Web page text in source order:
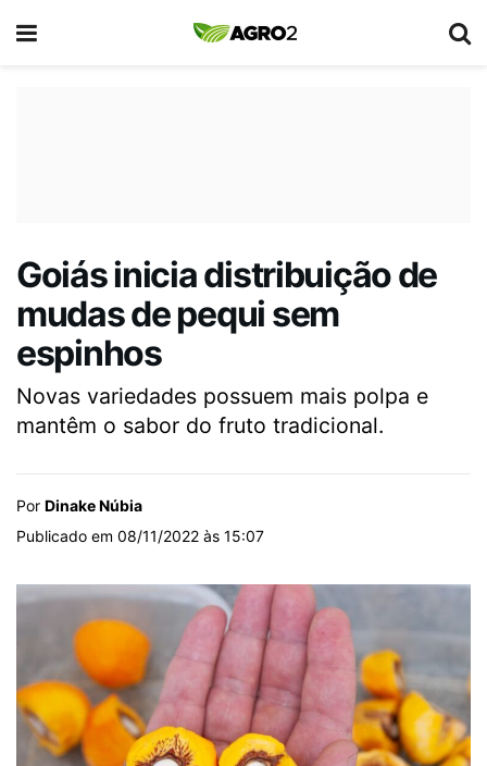
Goiás inicia distribuição de
mudas de pequi sem
espinhos
Novas variedades possuem mais polpa e
mantêm o sabor do fruto tradicional.
Por Dinake Núbia
Publicado em 08/11/2022 às 15:07